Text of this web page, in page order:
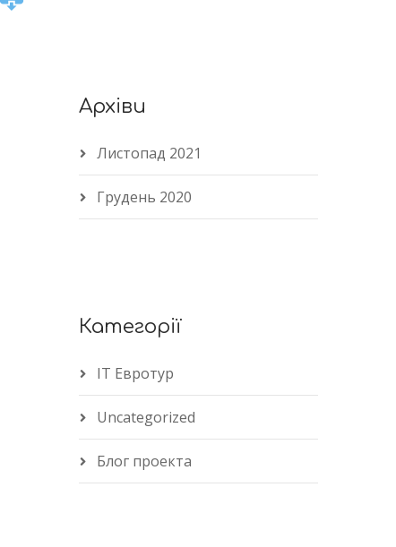
Архіви
Листопад 2021
Грудень 2020
Категорії
IT Евротур
Uncategorized
Блог проекта